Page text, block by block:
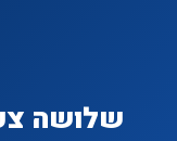
שלושה